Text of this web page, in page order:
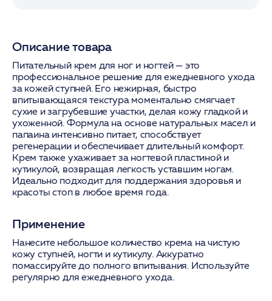
Описание товара
Питательный крем для ног и ногтей — это
профессиональное решение для ежедневного ухода
за кожей ступней. Его нежирная, быстро
впитывающаяся текстура моментально смягчает
сухие и загрубевшие участки, делая кожу гладкой и
ухоженной. Формула на основе натуральных масел и
папаина интенсивно питает, способствует
регенерации и обеспечивает длительный комфорт.
Крем также ухаживает за ногтевой пластиной и
кутикулой, возвращая легкость уставшим ногам.
Идеально подходит для поддержания здоровья и
красоты стоп в любое время года.
Применение
Нанесите небольшое количество крема на чистую
кожу ступней, ногти и кутикулу. Аккуратно
помассируйте до полного впитывания. Используйте
регулярно для ежедневного ухода.